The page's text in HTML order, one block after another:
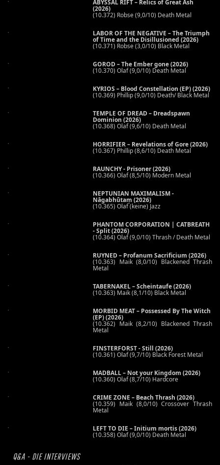
ABYSSAL RIFT – Relics of Great Ash
(2026)
(10.372) Robse (9,0/10) Death Metal
LABOR OF THE NEGATIVE – The Triumph
of Time and the Disillusioned (2026)
(10.371) Robse (3,0/10) Black Metal
GOROD – The Ember gone (2026)
(10.370) Olaf (9,0/10) Death Metal
KYRIOS – Blood Constellation (EP) (2026)
(10.369) Phillip (9,0/10) Death/ Black Metal
TEMPLE OF DREAD – Dreadspawn
Dominion (2026)
(10.368) Olaf (9,6/10) Death Metal
HORRIFIER – Revelations of Gore (2026)
(10.367) Phillip (8,6/10) Death Metal
RAUNCHY - Prisoner (2026)
(10.366) Olaf (8,5/10) Modern Metal
NEPTUNIAN MAXIMALISM -
Nāgabhūtaṃ (2026)
(10.365) Olaf (keine) Jazz
PHANTOM CORPORATION | CATBREATH
- Split (2026)
(10.364) Olaf (9,0/10) Thrash / Death Metal
RUYNED – Profanum Sacrificium (2026)
(10.363) Maik (8,0/10) Blackened Thrash
Metal
TABERNAKEL – Scheintaufe (2026)
(10.363) Maik (8,1/10) Black Metal
MORBID MEAT – Possessed By The Witch
(EP) (2026)
(10.362) Maik (8,2/10) Blackened Thrash
Metal
FINSTERFORST - Still (2026)
(10.361) Olaf (9,7/10) Black Forest Metal
MADBALL – Not your Kingdom (2026)
(10.360) Olaf (8,7/10) Hardcore
CRIME ZONE – Beach Thrash (2026)
(10.359) Maik (8,0/10) Crossover Thrash
Metal
LEFT TO DIE – Initium mortis (2026)
(10.358) Olaf (9,0/10) Death Metal
Q&A - DIE INTERVIEWS